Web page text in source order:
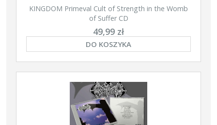
KINGDOM Primeval Cult of Strength in the Womb
of Suffer CD
49,99 zł
DO KOSZYKA